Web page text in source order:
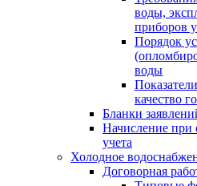
воды,
приборов
Порядок
воды
качество
Бланки
Начисление
учета
Холодное
Договорная